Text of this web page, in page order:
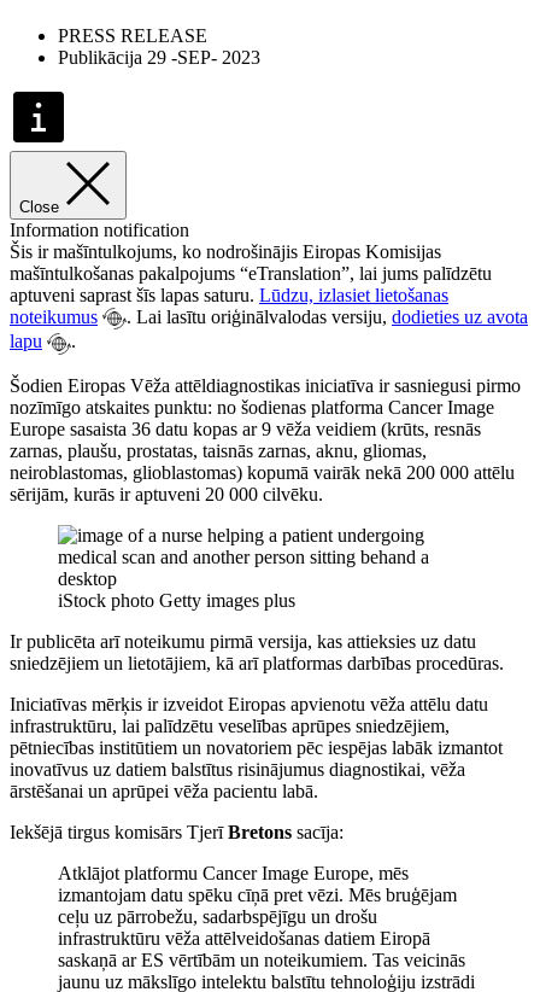
PRESS RELEASE
Publikācija 29 -SEP- 2023
Close
Information notification
Šis ir mašīntulkojums, ko nodrošinājis Eiropas Komisijas
mašīntulkošanas pakalpojums “eTranslation”, lai jums palīdzētu
aptuveni saprast šīs lapas saturu. Lūdzu, izlasiet lietošanas
noteikumus
. Lai lasītu oriģinālvalodas versiju, dodieties uz avota
lapu
.
Šodien Eiropas Vēža attēldiagnostikas iniciatīva ir sasniegusi pirmo
nozīmīgo atskaites punktu: no šodienas platforma Cancer Image
Europe sasaista 36 datu kopas ar 9 vēža veidiem (krūts, resnās
zarnas, plaušu, prostatas, taisnās zarnas, aknu, gliomas,
neiroblastomas, glioblastomas) kopumā vairāk nekā 200 000 attēlu
sērijām, kurās ir aptuveni 20 000 cilvēku.
iStock photo Getty images plus
Ir publicēta arī noteikumu pirmā versija, kas attieksies uz datu
sniedzējiem un lietotājiem, kā arī platformas darbības procedūras.
Iniciatīvas mērķis ir izveidot Eiropas apvienotu vēža attēlu datu
infrastruktūru, lai palīdzētu veselības aprūpes sniedzējiem,
pētniecības institūtiem un novatoriem pēc iespējas labāk izmantot
inovatīvus uz datiem balstītus risinājumus diagnostikai, vēža
ārstēšanai un aprūpei vēža pacientu labā.
Iekšējā tirgus komisārs TjerīBretons sacīja:
Atklājot platformu Cancer Image Europe, mēs
izmantojam datu spēku cīņā pret vēzi. Mēs bruģējam
ceļu uz pārrobežu, sadarbspējīgu un drošu
infrastruktūru vēža attēlveidošanas datiem Eiropā
saskaņā ar ES vērtībām un noteikumiem. Tas veicinās
jaunu uz mākslīgo intelektu balstītu tehnoloģiju izstrādi